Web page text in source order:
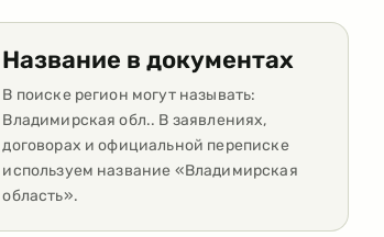
Название в документах
В поиске регион могут называть:
Владимирская обл.. В заявлениях,
договорах и официальной переписке
используем название «Владимирская
область».